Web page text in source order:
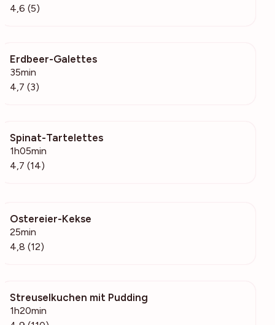
4,6 (5)
Erdbeer-Galettes
35min
4,7 (3)
Spinat-Tartelettes
1h05min
4,7 (14)
Ostereier-Kekse
25min
4,8 (12)
Streuselkuchen mit Pudding
1h20min